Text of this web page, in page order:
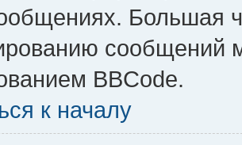
Большая
сообщений
BBCode.
к началу